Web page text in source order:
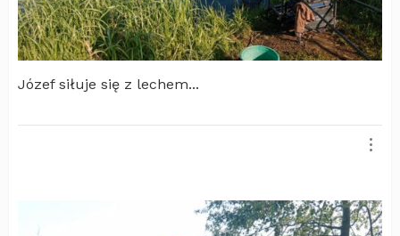
Józef siłuje się z lechem...